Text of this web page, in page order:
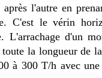
après l'autre en
C'est le vérin
L'arrachage d'un
la longueur de
à 300 T/h avec